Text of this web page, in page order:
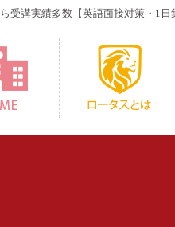
受講実績多数 【英語面接対策・1
HOME